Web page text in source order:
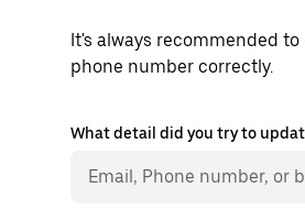
It's always recommended
phone number correctly.
What detail did you try to